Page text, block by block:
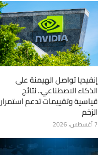
إنفيديا تواصل الهيمنة على
الذكاء الاصطناعي.. نتائج
قياسية وتقييمات تدعم استمرار
الزخم
7 أغسطس، 2026